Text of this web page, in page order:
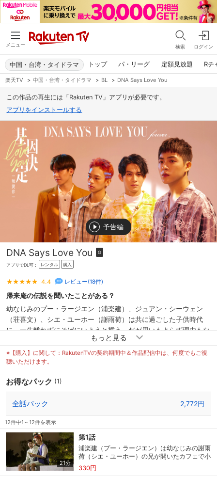
メニュー 検索 ログイン
トップ パ・リーグ 定額見放題 Rチ
中国・台湾・タイドラマ
楽天TV > 中国・台湾・タイドラマ > BL > DNA Says Love You
この作品の再生には「Rakuten TV」アプリが必要です。
アプリをインストールする
予告編
DNA Says Love You G
アプリでDL可： レンタル 購入
4.4 レビュー(18件)
帰来庵の伝説を聞いたことがある？
幼なじみのプー・ラージエン（浦楽建）、ジュアン・シーウェン
（荘喜文）、シエ・ユーホー（謝雨荷）は共に過ごした子供時代
に、一生離れずにそばにいようと誓う。だが思いもよらず理由もな
く別れ、ラージエン、シーウェンはお互いの人生から消えていた。
数年後、ラージエンが自分の探検チャンネルのアクセス数が減り続
けてることを悩んでいる時、映像制作の勉強をしているアンバーと
探しに行くのだった。
※【購入】に関して：RakutenTVの契約期間中＆作品配信中は、何度でもご視
聴いただけます。
お得なパック (1)
全話パック 2,772円
12件中1～12件を表示
21分
第1話
浦楽建（プー・ラージエン）は幼なじみの謝雨
荷（シエ・ユーホー）の兄が開いたカフェで小
李（シャオリー）と議論を交わしていた。開設
した探検動画サイトのアクセス数が伸びず悩ん
330円